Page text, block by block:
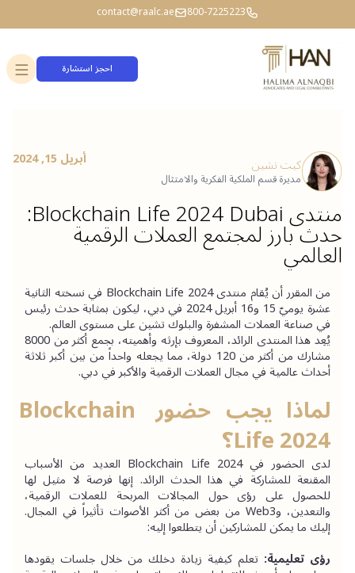
800-7225223
contact@raalc.ae
احجز استشارة
كيت تشين
مديرة قسم الملكية الفكرية والامتثال
أبريل 15, 2024
منتدى Blockchain Life 2024 Dubai: حدث بارز لمجتمع العملات الرقمية
العالمي
في صناعة العملات المشفرة والبلوك تشين على مستوى العالم.
أحداث عالمية في مجال العملات الرقمية والأكبر في دبي.
لماذا يجب حضور Blockchain
Life 2024؟
إليك ما يمكن للمشاركين أن يتطلعوا إليه:
رؤى تعليمية: